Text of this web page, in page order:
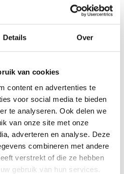
Details Over
van cookies
content en advertenties te
voor social media te bieden
te analyseren. Ook delen we
van onze site met onze
adverteren en analyse. Deze
combineren met andere
verstrekt of die ze hebben
gebruik van hun services.
in HR, met beleid en
in HR
skills, motivatie én potentieel
je breder kijkt dan ervaring
van vaardigheden,
kan iemand, wat kan
iemand om te blijven